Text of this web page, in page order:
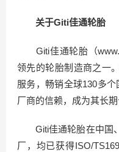
关于Giti佳通轮胎
Giti佳通轮胎（
领先的轮胎制造商之一
服务，畅销全球130多
厂商的信赖，成为其长
Giti佳通轮胎在中国、
厂，均已获得ISO/